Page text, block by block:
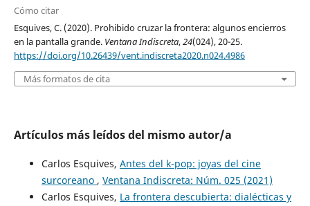
Cómo citar
Esquives, C. (2020). Prohibido cruzar la frontera: algunos encierros
en la pantalla grande. Ventana Indiscreta,24(024), 20-25.
https://doi.org/10.26439/vent.indiscreta2020.n024.4986
Más formatos de cita
Artículos más leídos del mismo autor/a
Carlos Esquives, Antes del k-pop: joyas del cine
surcoreano , Ventana Indiscreta: Núm. 025 (2021)
Carlos Esquives, La frontera descubierta: dialécticas y